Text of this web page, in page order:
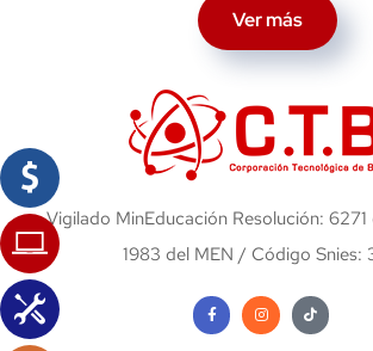
Ver más
Vigilado MinEducación Resolución: 6271
1983 del MEN / Código Snies: